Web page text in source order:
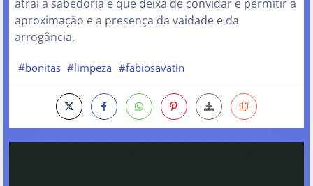
atrai a sabedoria e que deixa de convidar e permitir a
aproximação e a presença da vaidade e da
arrogância.
#bonitas #limpeza #fabiosavatin